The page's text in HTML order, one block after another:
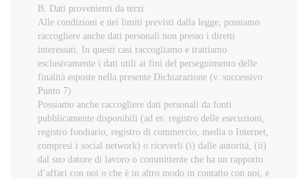
B. Dati provenienti da terzi
Alle condizioni e nei limiti previsti dalla legge, possiamo
raccogliere anche dati personali non presso i diretti
interessati. In questi casi raccogliamo e trattiamo
esclusivamente i dati utili ai fini del perseguimento delle
finalità esposte nella presente Dichiarazione (v. successivo
Punto 7)
Possiamo anche raccogliere dati personali da fonti
pubblicamente disponibili (ad es. registro delle esecuzioni,
registro fondiario, registro di commercio, media o Internet,
compresi i social network) o riceverli (i) dalle autorità, (ii)
dal suo datore di lavoro o committente che ha un rapporto
d’affari con noi o che è in altro modo in contatto con noi, e